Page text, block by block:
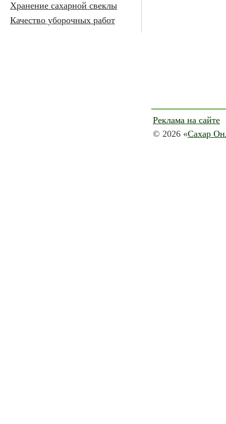
Хранение сахарной свеклы
Качество уборочных работ
Реклама на сайте
© 2026 «Сахар